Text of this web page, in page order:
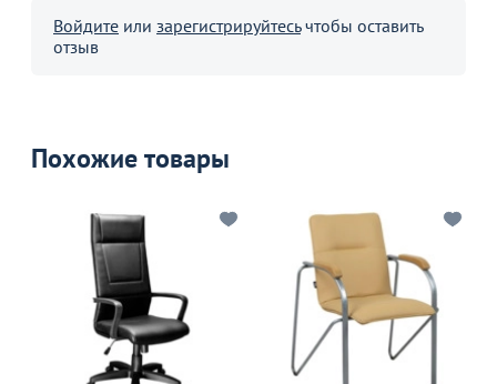
Войдите или зарегистрируйтесьчтобы оставить
отзыв
Похожие товары